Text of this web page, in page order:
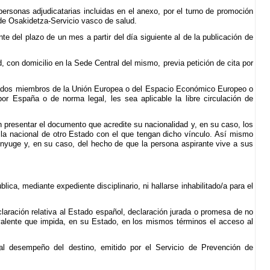
adjudicatarias incluidas en el anexo, por el turno de promoción
Osakidetza-Servicio vasco de salud.
del plazo de un mes a partir del día siguiente al de la publicación de
domicilio en la Sede Central del mismo, previa petición de cita por
miembros de la Unión Europea o del Espacio Económico Europeo o
España o de norma legal, les sea aplicable la libre circulación de
el documento que acredite su nacionalidad y, en su caso, los
nacional de otro Estado con el que tengan dicho vínculo. Así mismo
y, en su caso, del hecho de que la persona aspirante vive a sus
mediante expediente disciplinario, ni hallarse inhabilitado/a para el
relativa al Estado español, declaración jurada o promesa de no
que impida, en su Estado, en los mismos términos el acceso al
desempeño del destino, emitido por el Servicio de Prevención de